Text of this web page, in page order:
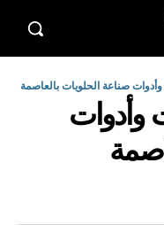
صناعة الحلويات بالعاصمة
وأدوات